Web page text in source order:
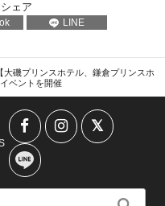
ェア
LINE
【大磯プリンスホテル、鎌倉プリンスホ
ベントを開催